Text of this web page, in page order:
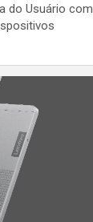
do Usuário com